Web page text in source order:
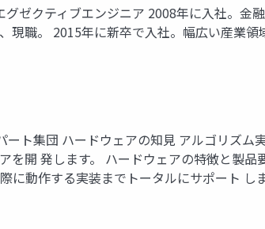
ゼクティブエンジニア 2008年に入社。金
職。 2015年に新卒で入社。幅広い産業領
ト集団 ハードウェアの知見 アルゴリズム
開 発します。 ハードウェアの特徴と製品
動作する実装までトータルにサポート しま